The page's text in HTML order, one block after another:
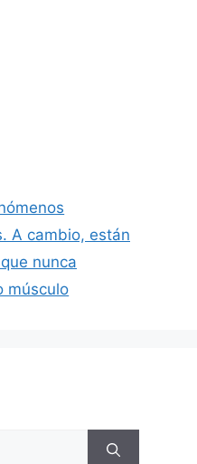
A cambio, están
nunca
músculo